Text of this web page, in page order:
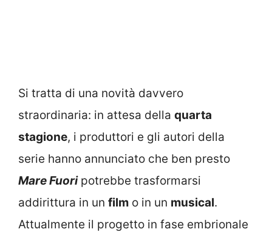
Si tratta di una novità davvero
straordinaria: in attesa della quarta
stagione, i produttori e gli autori della
serie hanno annunciato che ben presto
Mare Fuoripotrebbe trasformarsi
addirittura in un film o in un musical.
Attualmente il progetto in fase embrionale